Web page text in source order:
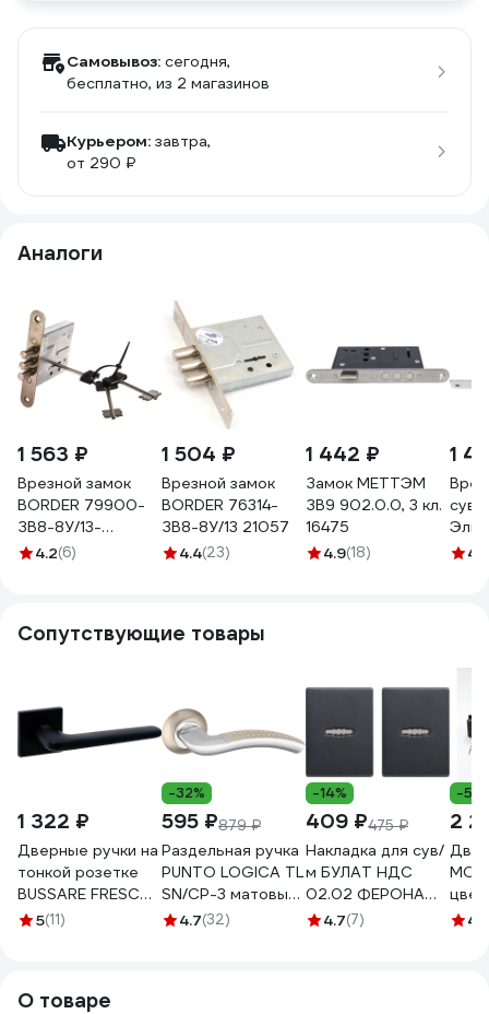
Самовывоз: сегодня,
бесплатно, из 2 магазинов
Курьером: завтра,
от 290 ₽
Аналоги
1 563 ₽
Врезной замок
BORDER 79900-
ЗВ8-8У/13-
НШ-002Ш.З 2435
4.2(6)
1 504 ₽
Врезной замок
BORDER 76314-
ЗВ8-8У/13 21057
4.4(23)
1 442 ₽
Замок МЕТТЭМ
ЗВ9 902.0.0, 3 кл.
16475
4.9(18)
1
4.9
Сопутствующие товары
1 322 ₽
Дверные ручки на
тонкой розетке
BUSSARE FRESCO
A-55-40 BLACK
5(11)
-32%
595 ₽879 ₽
Раздельная ручка
PUNTO LOGICA TL
SN/CP-3 матовый
никель/хром
4.7(32)
-14%
409 ₽475 ₽
Накладка для сув/
м БУЛАТ НДС
02.02 ФЕРОНА
пара, матовый
4.7(7)
-5%
2
цвет-
284.9
О товаре